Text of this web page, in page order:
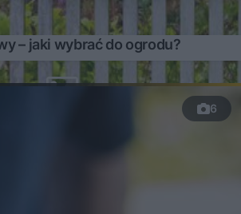
– jaki wybrać do ogrodu?
6